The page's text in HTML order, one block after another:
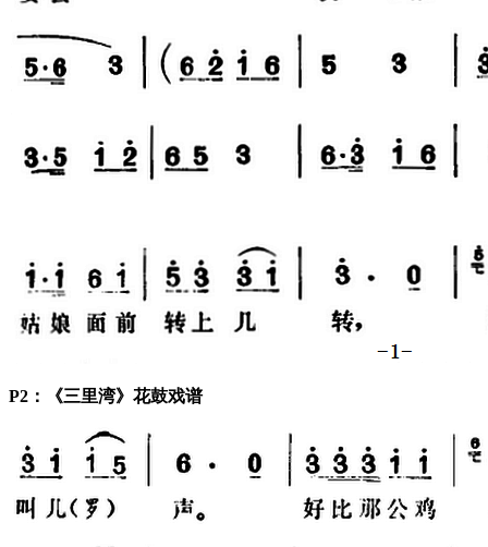
P2：《三里湾》花鼓戏谱